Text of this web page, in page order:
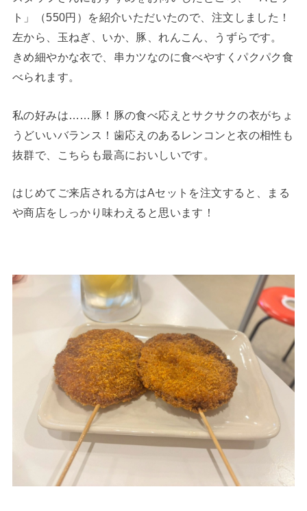
ト」（550円）を紹介いただいたので、注文しました！
左から、玉ねぎ、いか、豚、れんこん、うずらです。
きめ細やかな衣で、串カツなのに食べやすくパクパク食
べられます。
私の好みは……豚！豚の食べ応えとサクサクの衣がちょ
うどいいバランス！歯応えのあるレンコンと衣の相性も
抜群で、こちらも最高においしいです。
はじめてご来店される方はAセットを注文すると、まる
や商店をしっかり味わえると思います！